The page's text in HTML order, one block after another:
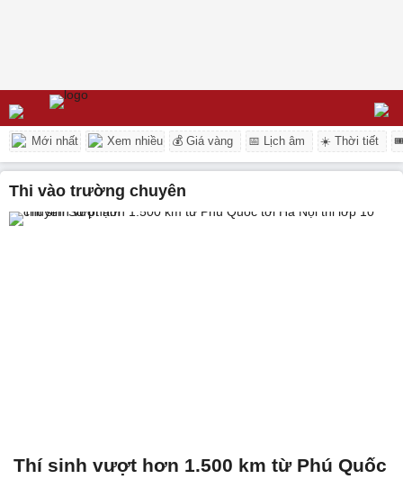
Mới nhất Xem nhiều 💰 Giá vàng 📅 Lịch âm ☀️ Thời tiết
Thi vào trường chuyên
Thí sinh vượt hơn 1.500 km từ Phú Quốc